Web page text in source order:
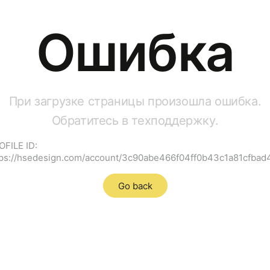
Ошибка
При загрузке страницы произошла ошибка.
Обратитесь в техподдержку.
ID:
hsedesign.com/account/
Go back